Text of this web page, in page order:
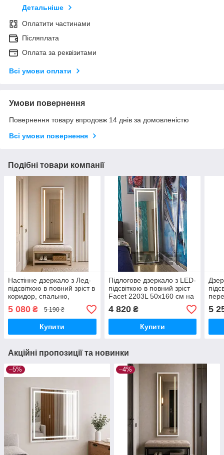
Детальніше
Оплатити частинами
Післяплата
Оплата за реквізитами
Всі умови оплати
Умови повернення
Повернення товару впродовж 14 днів за домовленістю
Всі умови повернення
Подібні товари компанії
Настінне дзеркало з Лед-
підсвіткою в повний зріст в
коридор, спальню,
60х170 см в тонкій рамі
МДФ, білий
5 080 ₴ 5 190 ₴
Купити
Підлогове дзеркало з LED-
підсвіткою в повний зріст
Facet 2203L 50х160 см на
передпокій, спальню,
білий
4 820₴
Купити
5
Акційні пропозиції та новинки
–5% –4%